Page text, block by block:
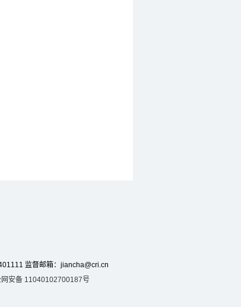
监督邮箱：jiancha@cri.cn
网安备 11040102700187号